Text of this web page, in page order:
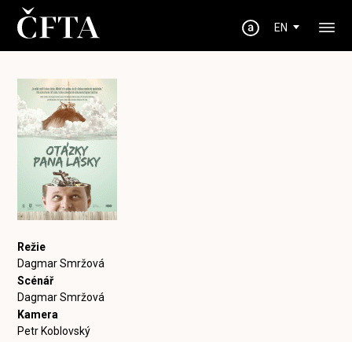
EN
Režie
Dagmar Smržová
Scénář
Dagmar Smržová
Kamera
Petr Koblovský